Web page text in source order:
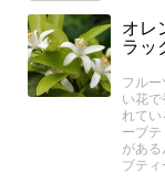
オレ
ラッ
フル
い花
れて
ーブ
があ
ブティ